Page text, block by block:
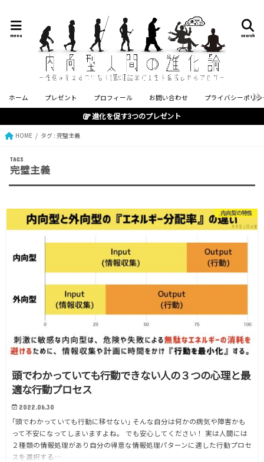
search
menu
ホーム プレゼント プロフィール お問い合わせ プライバシーポリ
進化を促す3つのプレゼント
HOME タグ : 完璧主義
完璧主義
内向型の特性
頭でわかっていても行動できない人の３つの心理と最
適な行動プロセス
2022.06.30
｢頭でわかっていても行動に移せない｣ そんな自分は何かの病気や障害かも
って不安になってしまいますよね。 でも安心してください！ 実は人間には
２種類の情報処理があり自分の得意な情報処理パターンに適した行動プロセ
スを選択する…